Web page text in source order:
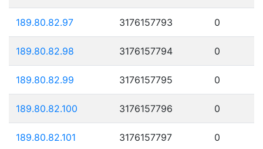
189.80.82.97 3176157793 0
189.80.82.98 3176157794 0
189.80.82.99 3176157795 0
189.80.82.100 3176157796 0
189.80.82.101 3176157797 0